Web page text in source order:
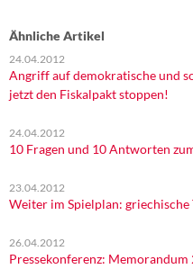
Über mich
Kontakt
Ähnliche Artikel
24.04.2012
Angriff auf demokratische und
jetzt den Fiskalpakt stoppen!
24.04.2012
10 Fragen und 10 Antworten
23.04.2012
Weiter im Spielplan: griechische
26.04.2012
Pressekonferenz: Memorandum